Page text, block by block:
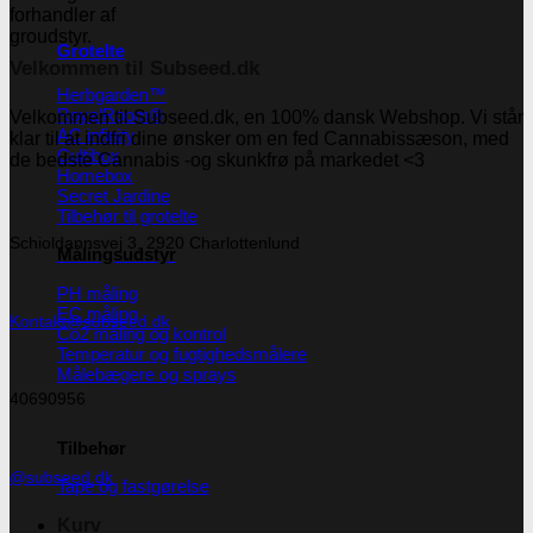
Grotelte
Herbgarden™
RoyalRoom®
AC infinity
Cultibox
Homebox
Secret Jardine
Tilbehør til grotelte
Målingsudstyr
PH måling
EC måling
Co2 måling og kontrol
Temperatur og fugtighedsmålere
Målebægere og sprays
Tilbehør
Tape og fastgørelse
Velkommen til Subseed.dk, en 100% dansk Webshop. Vi står
klar til at indfri dine ønsker om en fed Cannabissæson, med
de bedste Cannabis -og skunkfrø på markedet <3
Schioldannsvej 3, 2920 Charlottenlund
Kontakt@subseed.dk
40690956
@subseed.dk